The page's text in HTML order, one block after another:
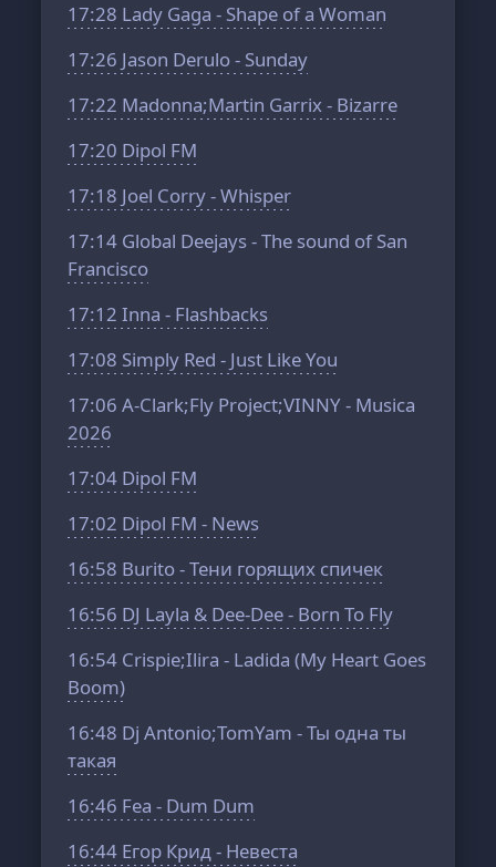
17:28 Lady Gaga - Shape of a Woman
17:26 Jason Derulo - Sunday
17:22 Madonna;Martin Garrix - Bizarre
17:20 Dipol FM
17:18 Joel Corry - Whisper
17:14 Global Deejays - The sound of San
Francisco
17:12 Inna - Flashbacks
17:08 Simply Red - Just Like You
17:06 A-Clark;Fly Project;VINNY - Musica
2026
17:04 Dipol FM
17:02 Dipol FM - News
16:58 Burito - Тени горящих спичек
16:56 DJ Layla & Dee-Dee - Born To Fly
16:54 Crispie;Ilira - Ladida (My Heart Goes
Boom)
16:48 Dj Antonio;TomYam - Ты одна ты
такая
16:46 Fea - Dum Dum
16:44 Егор Крид - Невеста